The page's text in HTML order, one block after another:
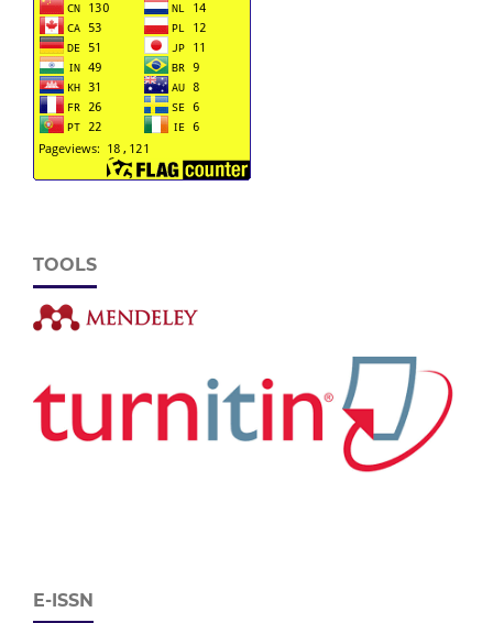
TOOLS
E-ISSN